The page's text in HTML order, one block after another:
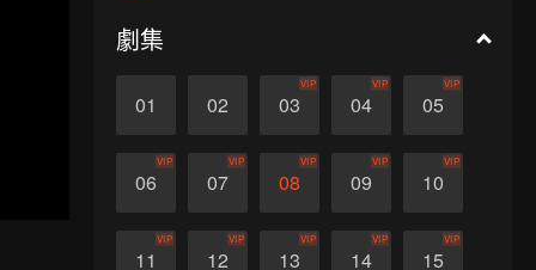
劇集
01 02 03
VIP
04
VIP
05
VIP
06
VIP
07
VIP
08
VIP
09
VIP
10
VIP
11
VIP
12
VIP
13
VIP
14
VIP
15
VIP